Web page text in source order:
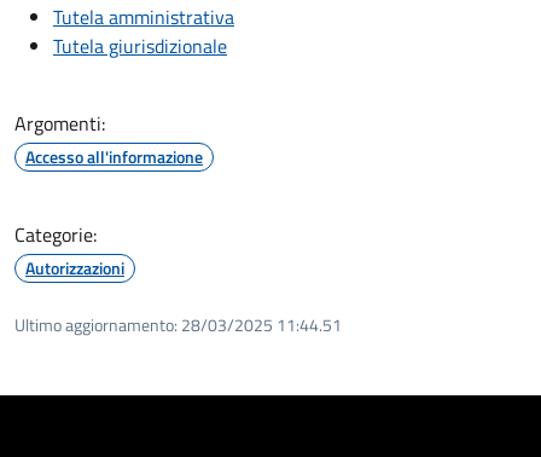
Tutela amministrativa
Tutela giurisdizionale
Argomenti:
Accesso all'informazione
Categorie:
Autorizzazioni
Ultimo aggiornamento: 28/03/2025 11:44.51